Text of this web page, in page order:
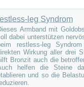
leg Syndrom
Armband mit
dabei unterstützen
restless-leg
Wirkung aller drei
Bronzit auch die
helfen die Steine
und so die